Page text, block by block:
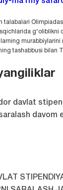
talabalari
g‘oliblikni
murabbiylarini
tashabbusi bilan
davlat
davom